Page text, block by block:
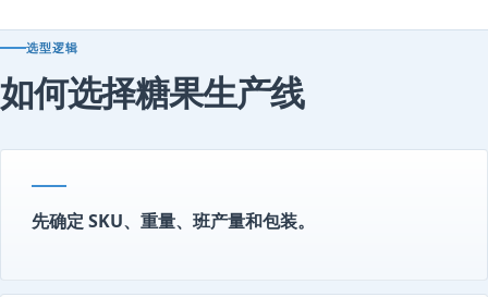
选型逻辑
如何选择糖果生产线
先确定 SKU、重量、班产量和包装。